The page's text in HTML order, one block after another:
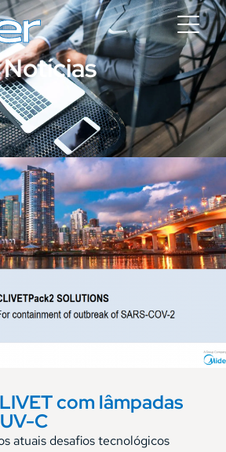
Notícias
com lâmpadas
C
atuais desafios tecnológicos